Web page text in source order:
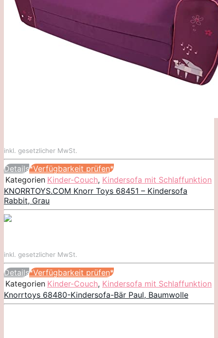
inkl. gesetzlicher MwSt.
Details*Verfügbarkeit prüfen*
Kategorien Kinder-Couch, Kindersofa mit Schlaffunktion
KNORRTOYS.COM Knorr Toys 68451 – Kindersofa
Rabbit, Grau
inkl. gesetzlicher MwSt.
Details*Verfügbarkeit prüfen*
Kategorien Kinder-Couch, Kindersofa mit Schlaffunktion
Knorrtoys 68480-Kindersofa-Bär Paul, Baumwolle